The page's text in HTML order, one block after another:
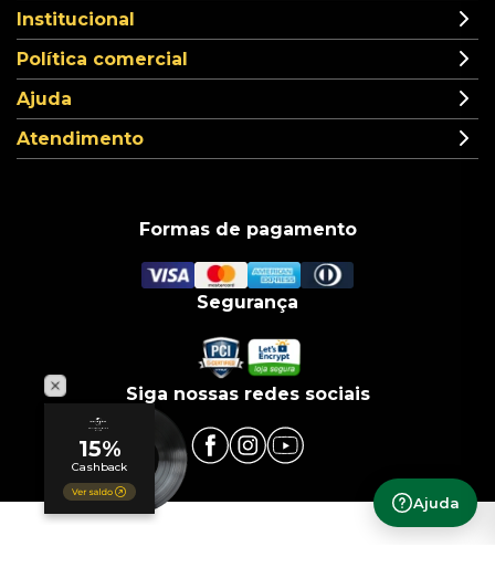
Ajuda
Institucional
Política comercial
Ajuda
Atendimento
Formas de pagamento
Segurança
Siga nossas redes sociais